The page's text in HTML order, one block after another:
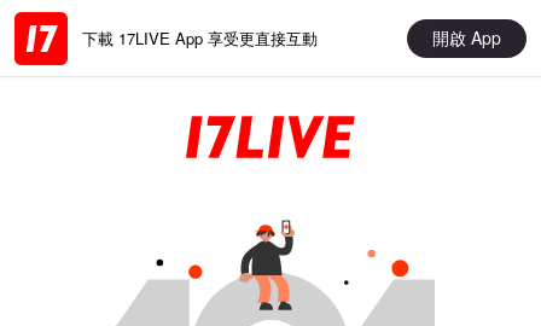
下載 17LIVE App 享受更直接互動 開啟 App